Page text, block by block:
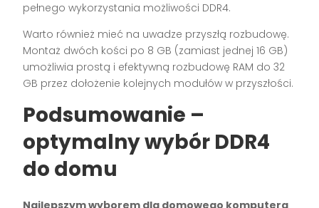
pełnego wykorzystania możliwości DDR4.
Warto również mieć na uwadze przyszłą rozbudowę.
Montaż dwóch kości po 8 GB (zamiast jednej 16 GB)
umożliwia prostą i efektywną rozbudowę RAM do 32
GB przez dołożenie kolejnych modułów w przyszłości.
Podsumowanie –
optymalny wybór DDR4
do domu